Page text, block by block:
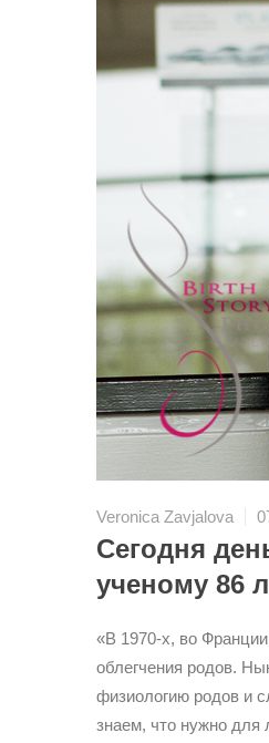
Veronica Zavjalova
Сегодня
ученому 86
«В 1970-х, во
облегчения родов.
физиологию родов и
знаем, что нужно для